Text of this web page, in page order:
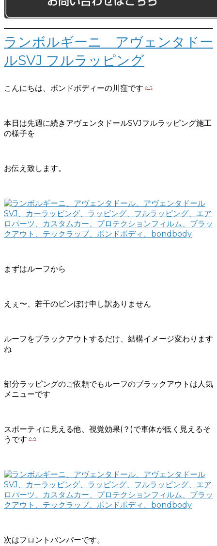
ランボルギーニ アヴェンタドー
ルSVJ フルラッピング
こんにちは、ボンドボディーの川窪です
本日は先週に続きアヴェンタドールSVJフルラッピング施工
の様子を
お伝え致します。
まずはルーフから
えぇ〜、若干のピンぼけ申し訳ありません
ルーフをブラックアウトするだけ、結構イメージ変わります
ね
部分ラッピングのご依頼でもルーフのブラックアウトは人気
メニューです
スポーティに見える他、視覚効果(？)で車体が低く見えるそ
うです
次はフロントバンパーです。